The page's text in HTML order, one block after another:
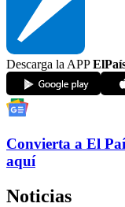
Descarga la APP
Convierta a El
aquí
Noticias